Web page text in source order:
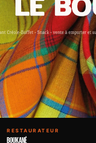
RESTAURATEUR
BOUKANÉ